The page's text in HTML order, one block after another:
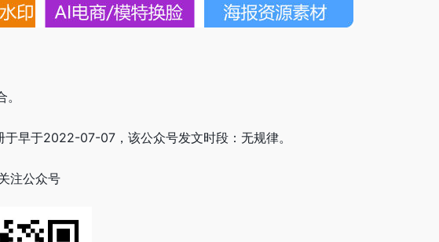
早于2022-07-07，该公众号发文时段：无规律。
注公众号